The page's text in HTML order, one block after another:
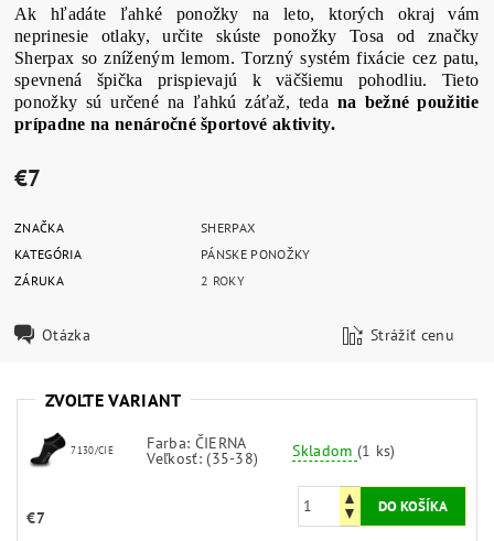
Ak hľadáte ľahké ponožky na leto, ktorých okraj vám
neprinesie otlaky, určite skúste ponožky Tosa od značky
Sherpax so zníženým lemom. Torzný systém fixácie cez patu,
spevnená špička prispievajú k väčšiemu pohodliu. Tieto
ponožky sú určené na ľahkú záťaž, teda na bežné použitie
prípadne na nenáročné športové aktivity.
€7
ZNAČKA
SHERPAX
KATEGÓRIA
PÁNSKE PONOŽKY
ZÁRUKA
2 ROKY
Otázka Strážiť cenu
ZVOĽTE VARIANT
7130/CIE Farba: ČIERNA
Veľkosť: (35-38) Skladom (1 ks)
€7